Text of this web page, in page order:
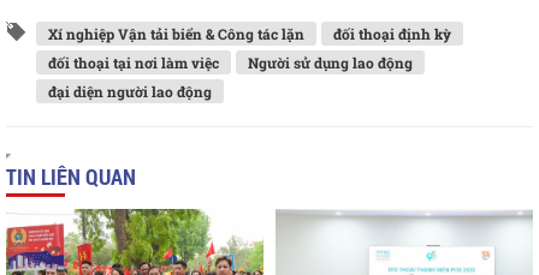
Xí nghiệp Vận tải biển & Công tác lặn
đối thoại định kỳ
đối thoại tại nơi làm việc
Người sử dụng lao động
đại diện người lao động
TIN LIÊN QUAN